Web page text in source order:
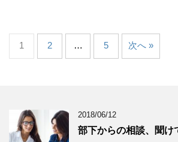
1 2 … 5 次へ »
2018/06/12
部下からの相談、聞け